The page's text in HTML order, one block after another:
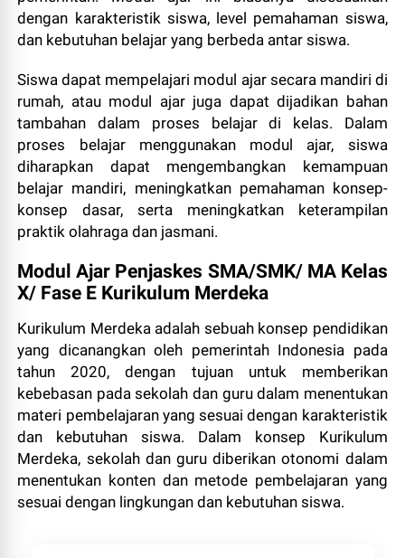
dengan karakteristik siswa, level pemahaman siswa,
dan kebutuhan belajar yang berbeda antar siswa.
Siswa dapat mempelajari modul ajar secara mandiri di
rumah, atau modul ajar juga dapat dijadikan bahan
tambahan dalam proses belajar di kelas. Dalam
proses belajar menggunakan modul ajar, siswa
diharapkan dapat mengembangkan kemampuan
belajar mandiri, meningkatkan pemahaman konsep-
konsep dasar, serta meningkatkan keterampilan
praktik olahraga dan jasmani.
Modul Ajar Penjaskes SMA/SMK/ MA Kelas
X/ Fase E Kurikulum Merdeka
Kurikulum Merdeka adalah sebuah konsep pendidikan
yang dicanangkan oleh pemerintah Indonesia pada
tahun 2020, dengan tujuan untuk memberikan
kebebasan pada sekolah dan guru dalam menentukan
materi pembelajaran yang sesuai dengan karakteristik
dan kebutuhan siswa. Dalam konsep Kurikulum
Merdeka, sekolah dan guru diberikan otonomi dalam
menentukan konten dan metode pembelajaran yang
sesuai dengan lingkungan dan kebutuhan siswa.